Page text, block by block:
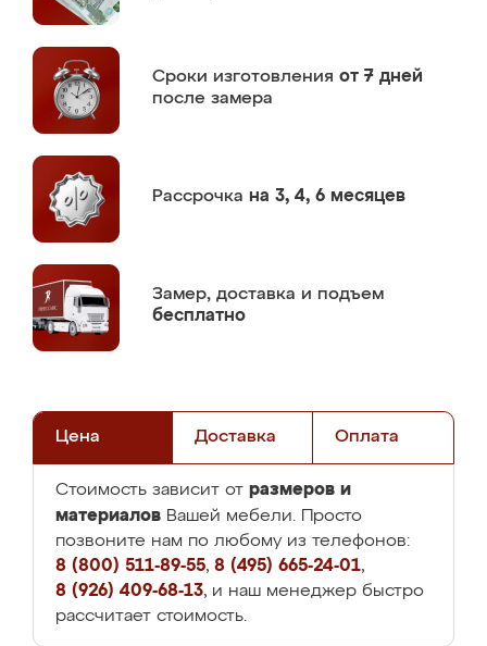
Сроки изготовления от 7 дней
после замера
Рассрочка на 3, 4, 6 месяцев
Замер, доставка и подъем
бесплатно
Цена Доставка Оплата
Стоимость зависит от размеров и
материалов Вашей мебели. Просто
позвоните нам по любому из телефонов:
8 (800) 511-89-55, 8 (495) 665-24-01,
8 (926) 409-68-13, и наш менеджер быстро
рассчитает стоимость.